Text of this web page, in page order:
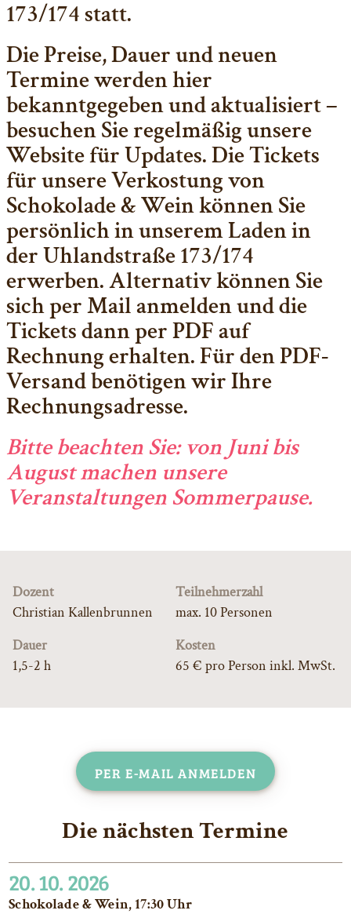
173/174 statt.
Die Preise, Dauer und neuen
Termine werden hier
bekanntgegeben und aktualisiert –
besuchen Sie regelmäßig unsere
Website für Updates. Die Tickets
für unsere Verkostung von
Schokolade & Wein können Sie
persönlich in unserem Laden in
der Uhlandstraße 173/174
erwerben. Alternativ können Sie
sich per Mail anmelden und die
Tickets dann per PDF auf
Rechnung erhalten. Für den PDF-
Versand benötigen wir Ihre
Rechnungsadresse.
Bitte beachten Sie: von Juni bis
August machen unsere
Veranstaltungen Sommerpause.
Dozent
Christian Kallenbrunnen
Teilnehmerzahl
max. 10 Personen
Dauer
1,5-2 h
Kosten
65 € pro Person inkl. MwSt.
Per E-Mail anmelden
Die nächsten Termine
20. 10. 2026
Schokolade & Wein, 17:30 Uhr